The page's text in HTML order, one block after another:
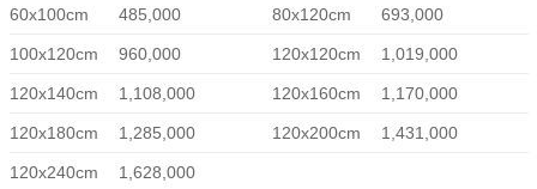
60x100cm 485,000 80x120cm 693,000
100x120cm 960,000 120x120cm 1,019,000
120x140cm 1,108,000 120x160cm 1,170,000
120x180cm 1,285,000 120x200cm 1,431,000
120x240cm 1,628,000